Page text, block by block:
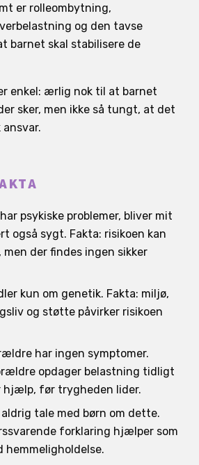
er rolleombytning,
og den tavse
barnet skal stabilisere de
enkel: ærlig nok til at barnet
sker, men ikke så tungt, at det
psykiske problemer, bliver mit
også sygt. Fakta: risikoen kan
der findes ingen sikker
kun om genetik. Fakta: miljø,
og støtte påvirker risikoen
har ingen symptomer.
opdager belastning tidligt
hjælp, før trygheden lider.
tale med børn om dette.
forklaring hjælper som
hemmeligholdelse.